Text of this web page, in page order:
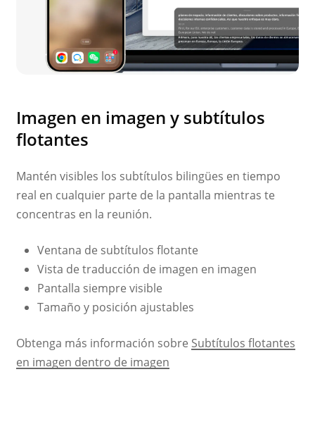
Imagen en imagen y subtítulos
flotantes
Mantén visibles los subtítulos bilingües en tiempo
real en cualquier parte de la pantalla mientras te
concentras en la reunión.
Ventana de subtítulos flotante
Vista de traducción de imagen en imagen
Pantalla siempre visible
Tamaño y posición ajustables
Obtenga más información sobre Subtítulos flotantes
en imagen dentro de imagen